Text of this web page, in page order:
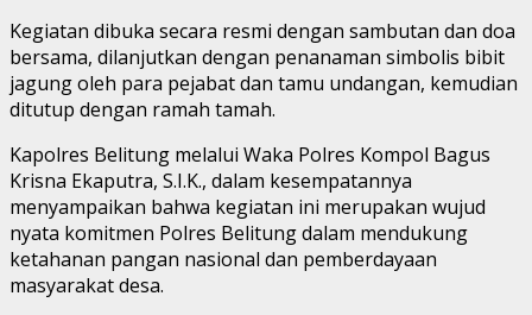
Kegiatan dibuka secara resmi dengan sambutan dan doa
bersama, dilanjutkan dengan penanaman simbolis bibit
jagung oleh para pejabat dan tamu undangan, kemudian
ditutup dengan ramah tamah.
Kapolres Belitung melalui Waka Polres Kompol Bagus
Krisna Ekaputra, S.I.K., dalam kesempatannya
menyampaikan bahwa kegiatan ini merupakan wujud
nyata komitmen Polres Belitung dalam mendukung
ketahanan pangan nasional dan pemberdayaan
masyarakat desa.